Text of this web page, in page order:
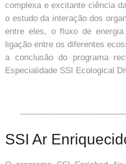
complexa e excitante ciência
o estudo da interação dos
entre eles, o fluxo de
ligação entre os diferentes
a conclusão do programa
Especialidade SSI Ecological
SSI Ar